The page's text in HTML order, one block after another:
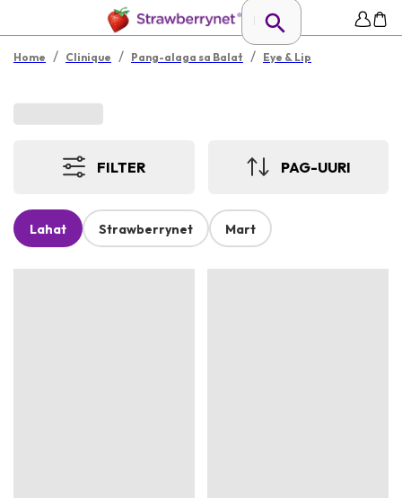
Home / Clinique / Pang-alaga sa Balat / Eye & Lip
FILTER PAG-UURI
Lahat Strawberrynet Mart